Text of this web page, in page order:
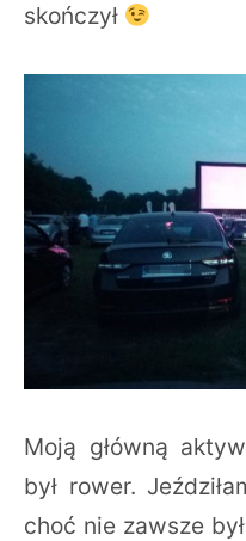
skończył
Moją główną
był rower.
choć nie zawsze